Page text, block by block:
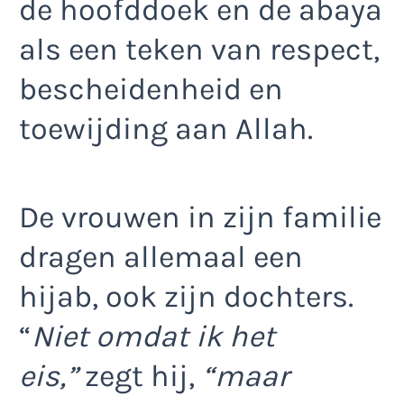
de hoofddoek en de abaya
als een teken van respect,
bescheidenheid en
toewijding aan Allah.
De vrouwen in zijn familie
dragen allemaal een
hijab, ook zijn dochters.
“Niet omdat ik het
eis,”zegt hij, “maar